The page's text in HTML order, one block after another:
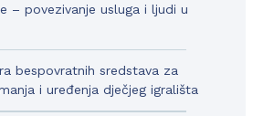
– povezivanje usluga i ljudi u
bespovratnih sredstava za
i uređenja dječjeg igrališta